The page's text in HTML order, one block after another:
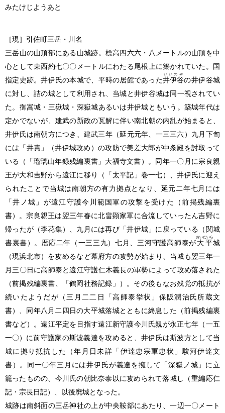
みたけじようあと
［現］引佐町三岳・川名
三岳山の山頂部にある山城跡。標高四六六・八メートルの山頂を中
心として東西約七〇〇メートルにわたる尾根上に築かれていた。国
指定史跡。井伊氏の本城で、平時の居館であった井伊谷
いいのや
の井伊谷城
に対し、詰の城として利用され、当城と井伊谷城は同一視されてい
た。御嵩城・三嶽城・深嶽城あるいは井伊城ともいう。築城年代は
定かでないが、建武の新政の瓦解に伴い南北朝の内乱が始まると、
井伊氏は南朝方につき、建武三年 （延元元年、一三三六） 九月下旬
には「井責」
（井伊城攻め） の攻防で美差大郎が中条殿を討取って
いる （「瑠璃山年録残編裏書」大福寺文書）
。同年一〇月に宗良親
王が大和吉野から遠江に移り
（「太平記」巻一七）
、井伊氏に迎え
られたことで当城は南朝方の有力拠点となり、延元二年七月には
「井ノ城」が遠江守護今川範国軍の攻撃を受けた
（前掲残編裏
書）
。宗良親王は翌三年春に北畠顕家軍に合流していったん吉野に
帰ったが （李花集） 、九月には再び「井伊城」に戻っている （関城
書裏書）
。暦応二年 （一三三九） 七月、三河守護高師泰が大平
おいだいら
城
（現浜北市） を攻めるなど幕府方の攻勢が始まり、当城も翌三年一
月三〇日に高師泰と遠江守護仁木義長の軍勢によって攻め落された
（前掲残編裏書、「鶴岡社務記録」）
。その後もなお残党の抵抗が
続いたようだが （三月二二日「高師泰挙状」保阪潤治氏所蔵文
書）
、同年八月二四日の大平城落城とともに終息した （前掲残編裏
書など）
。遠江平定を目指す遠江新守護今川氏親が永正七年 （一五
一〇） に前守護家の斯波義達を攻めると、井伊氏は斯波方として当
城に拠り抵抗した
（年月日未詳「伊達忠宗軍忠状」駿河伊達文
書）
。同一〇年三月には井伊氏が義達を擁して「深嶽ノ城」に立
籠ったものの、今川氏の朝比奈泰以に攻められて落城し
（重編応仁
記・宗長日記）
、以後廃城となった。
城跡は南斜面の三岳神社の上が中央鞍部にあたり、一辺一〇メート